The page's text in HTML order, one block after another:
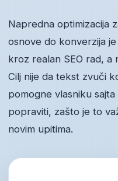
Napredna optimizacija
osnove do konverzija
kroz realan SEO rad, a
Cilj nije da tekst zvuči
pomogne vlasniku
popraviti, zašto je to
novim upitima.